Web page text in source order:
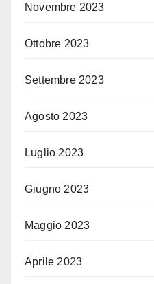
Novembre 2023
Ottobre 2023
Settembre 2023
Agosto 2023
Luglio 2023
Giugno 2023
Maggio 2023
Aprile 2023